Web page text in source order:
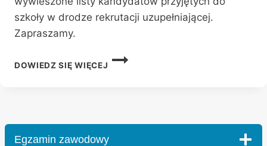
szkoły w drodze rekrutacji uzupełniającej.
Zapraszamy.
DOWIEDZ SIĘ WIĘCEJ
REKRUTACJA
Egzamin zawodowy